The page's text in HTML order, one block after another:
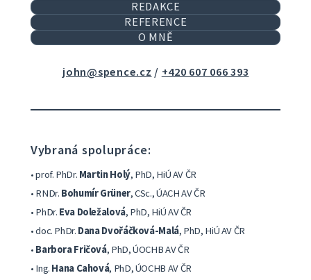
REDAKCE
REFERENCE
O MNĚ
john@spence.cz / +420 607 066 393
Vybraná spolupráce:
• prof. PhDr. Martin Holý, PhD, HiÚ AV ČR
• RNDr. Bohumír Grüner, CSc., ÚACH AV ČR
• PhDr. Eva Doležalová, PhD, HiÚ AV ČR
• doc. PhDr. Dana Dvořáčková-Malá, PhD, HiÚ AV ČR
• Barbora Fričová, PhD, ÚOCHB AV ČR
• Ing. Hana Cahová, PhD, ÚOCHB AV ČR